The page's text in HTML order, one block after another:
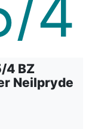
4 BZ
Neilpryde